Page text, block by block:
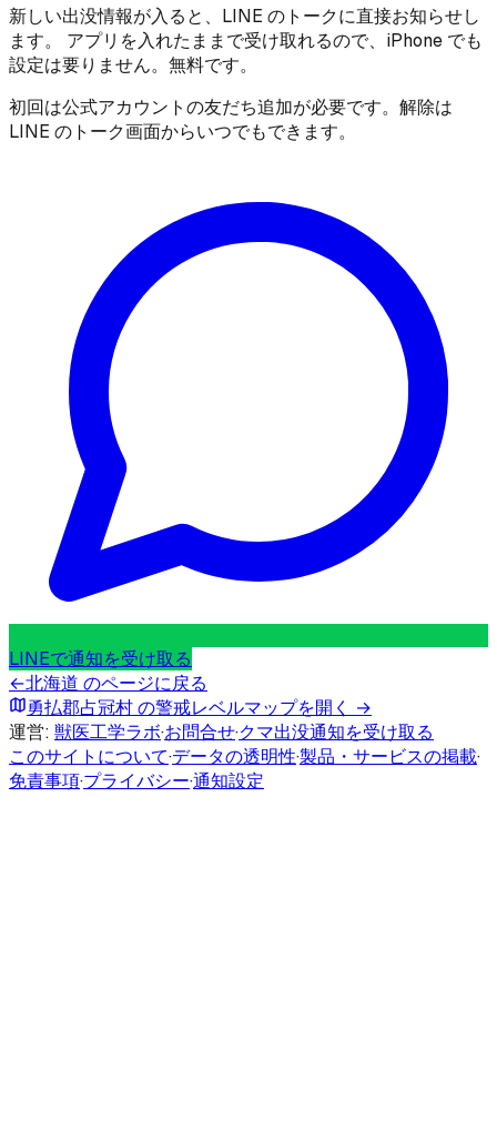
新しい出没情報が入ると、LINE のトークに直接お知らせし
ます。 アプリを入れたままで受け取れるので、iPhone でも
設定は要りません。無料です。
初回は公式アカウントの友だち追加が必要です。解除は
LINE のトーク画面からいつでもできます。
LINEで通知を受け取る
←北海道 のページに戻る
勇払郡占冠村の警戒レベルマップを開く →
運営: 獣医工学ラボ·お問合せ·クマ出没通知を受け取る
このサイトについて·データの透明性·製品・サービスの掲載·
免責事項·プライバシー·通知設定